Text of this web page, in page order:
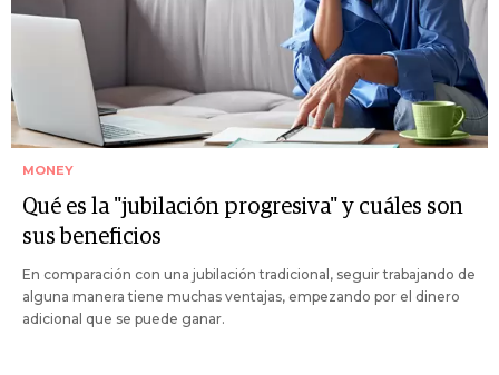
MONEY
Qué es la "jubilación progresiva" y cuáles son
sus beneficios
En comparación con una jubilación tradicional, seguir trabajando de
alguna manera tiene muchas ventajas, empezando por el dinero
adicional que se puede ganar.